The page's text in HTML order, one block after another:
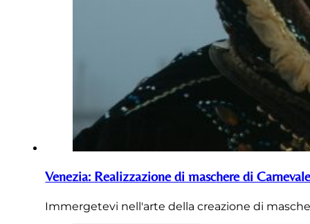
Venezia: Realizzazione di maschere di
Immergetevi nell'arte della creazione di